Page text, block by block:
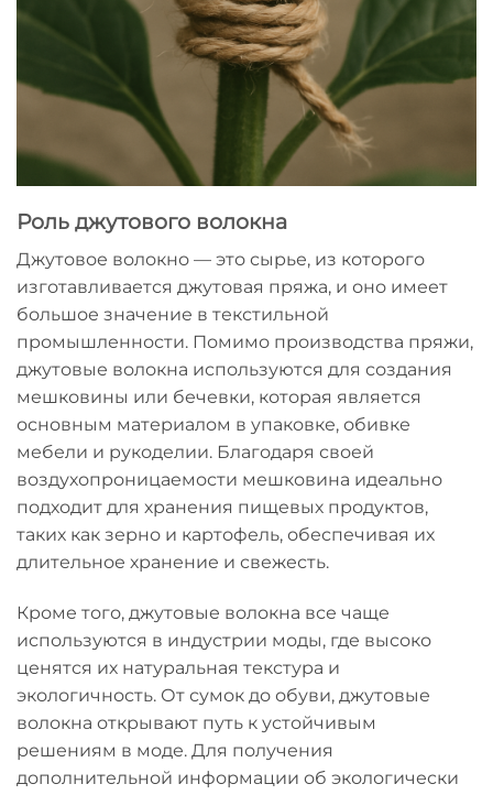
Роль джутового волокна
Джутовое волокно — это сырье, из которого
изготавливается джутовая пряжа, и оно имеет
большое значение в текстильной
промышленности. Помимо производства пряжи,
джутовые волокна используются для создания
мешковины или бечевки, которая является
основным материалом в упаковке, обивке
мебели и рукоделии. Благодаря своей
воздухопроницаемости мешковина идеально
подходит для хранения пищевых продуктов,
таких как зерно и картофель, обеспечивая их
длительное хранение и свежесть.
Кроме того, джутовые волокна все чаще
используются в индустрии моды, где высоко
ценятся их натуральная текстура и
экологичность. От сумок до обуви, джутовые
волокна открывают путь к устойчивым
решениям в моде. Для получения
дополнительной информации об экологически